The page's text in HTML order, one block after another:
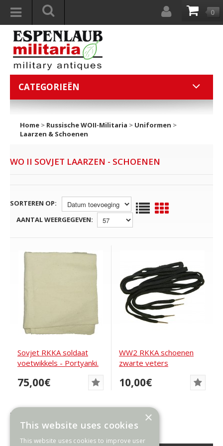
0
CATEGORIEËN
Home > Russische WOII-Militaria > Uniformen >
Laarzen & Schoenen
WO II SOVJET LAARZEN - SCHOENEN
SORTEREN OP:
AANTAL WEERGEGEVEN:
Sovjet RKKA soldaat
voetwikkels - Portyanki.
75,00€
WW2 RKKA schoenen
zwarte veters
10,00€
Producten 1 t/m 2 van 2 (1 pagina's) ×
This website uses cookies
This website uses cookies to improve user